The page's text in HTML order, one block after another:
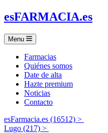
esFARMACIA.es
Menu
Farmacias
Quiénes somos
Date de alta
Hazte premium
Noticias
Contacto
esFarmacia.es (16512) >
Lugo (217) >